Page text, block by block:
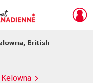
British
Kelowna